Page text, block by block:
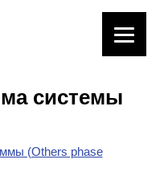
системы
(Others phase